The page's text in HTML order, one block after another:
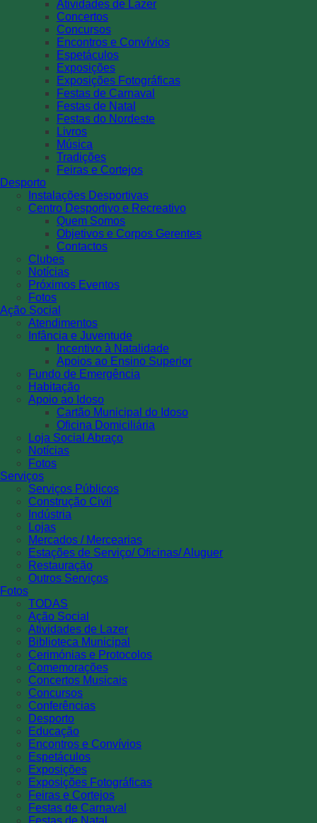
Atividades de Lazer
Concertos
Concursos
Encontros e Convívios
Espetáculos
Exposições
Exposições Fotográficas
Festas de Carnaval
Festas de Natal
Festas do Nordeste
Livros
Música
Tradições
Feiras e Cortejos
Desporto
Instalações Desportivas
Centro Desportivo e Recreativo
Quem Somos
Objetivos e Corpos Gerentes
Contactos
Clubes
Notícias
Próximos Eventos
Fotos
Ação Social
Atendimentos
Infância e Juventude
Incentivo à Natalidade
Apoios ao Ensino Superior
Fundo de Emergência
Habitação
Apoio ao Idoso
Cartão Municipal do Idoso
Oficina Domiciliária
Loja Social Abraço
Notícias
Fotos
Serviços
Serviços Públicos
Construção Civil
Indústria
Lojas
Mercados / Mercearias
Estações de Serviço/ Oficinas/ Aluguer
Restauração
Outros Serviços
Fotos
TODAS
Ação Social
Atividades de Lazer
Biblioteca Municipal
Cerimónias e Protocolos
Comemorações
Concertos Musicais
Concursos
Conferências
Desporto
Educação
Encontros e Convívios
Espetáculos
Exposições
Exposições Fotográficas
Feiras e Cortejos
Festas de Carnaval
Festas de Natal